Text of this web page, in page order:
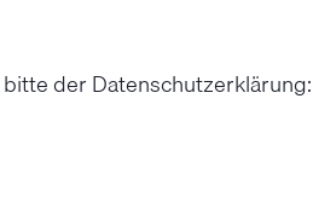
der Datenschutzerklärung: